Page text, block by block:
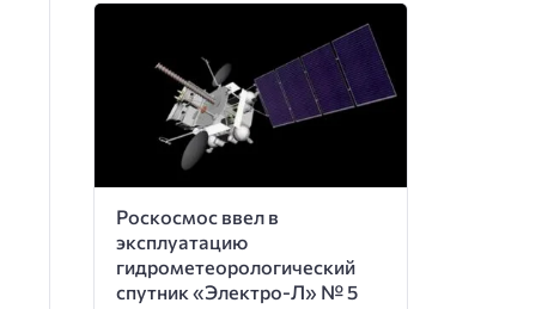
Роскосмос ввел в
эксплуатацию
гидрометеорологический
спутник «Электро-Л» № 5